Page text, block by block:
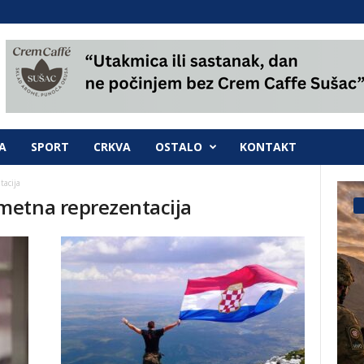
SPORT CRKVA OSTALO KONTAKT
reprezentacija